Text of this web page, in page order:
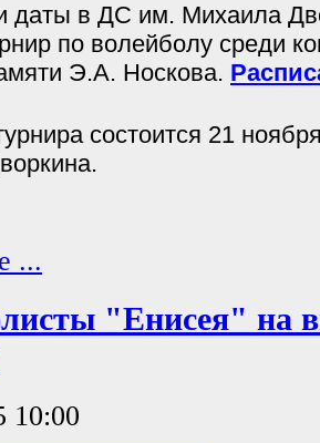
даты в ДС им. Михаила
по волейболу среди
Э.А. Носкова.
состоится 21
...
"Енисея" на
10:00